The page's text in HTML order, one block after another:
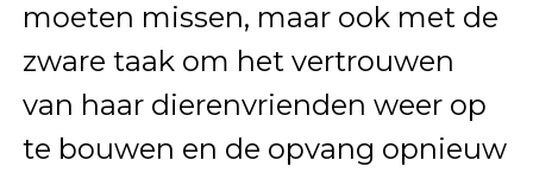
moeten missen, maar ook met de
zware taak om het vertrouwen
van haar dierenvrienden weer op
te bouwen en de opvang opnieuw